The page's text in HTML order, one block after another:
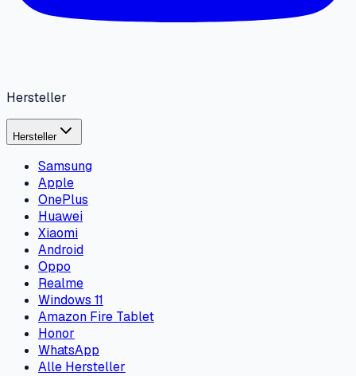
Hersteller
Hersteller
Samsung
Apple
OnePlus
Huawei
Xiaomi
Android
Oppo
Realme
Windows 11
Amazon Fire Tablet
Honor
WhatsApp
Alle Hersteller